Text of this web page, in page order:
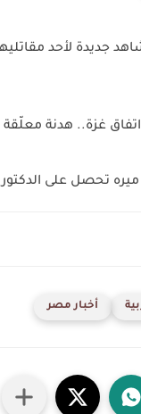
جديدة لأحد
تحصل على
أخبار مصر